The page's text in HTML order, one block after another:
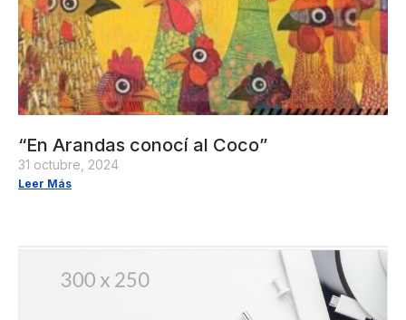
“En Arandas conocí al Coco”
31 octubre, 2024
Leer Más